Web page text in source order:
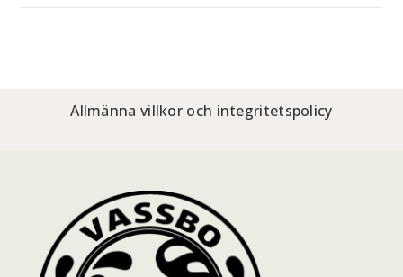
Allmänna villkor och integritetspolicy